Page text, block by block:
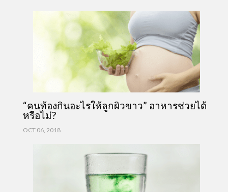
“คนท้องกินอะไรให้ลูกผิวขาว” อาหารช่วยได้
หรือไม่?
OCT 06, 2018